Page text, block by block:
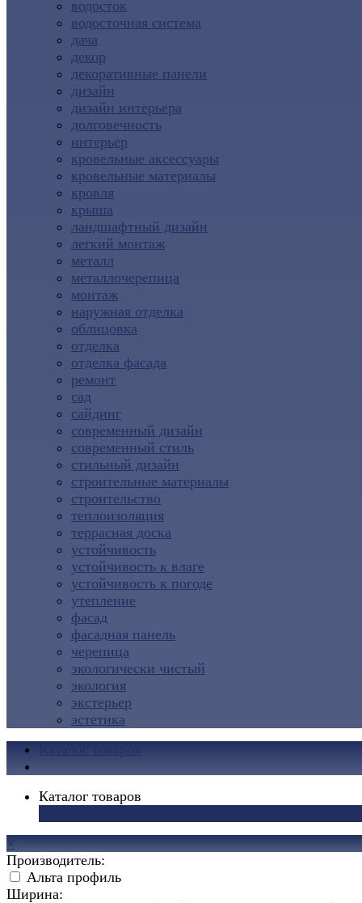
водосток
водосточная система
дача
декор
декоративные панели
дизайн
дизайн интерьера
долговечность
интерьер
кровельные аксессуары
кровельные материалы
кровля
крыша
ландшафтный дизайн
легкий монтаж
металл
металлочерепица
монтаж
наружная отделка
облицовка
отделка
отделка фасада
ремонт
сад
сайдинг
современный дизайн
современный стиль
стильный дизайн
строительные материалы
строительство
теплоизоляция
террасная доска
устойчивость
устойчивость к влаге
устойчивость к погоде
утепление
фасад
фасадная панель
черепица
экологически чистый
экология
экстерьер
эстетика
Каталог товаров
×
Производитель:
Альта профиль
Ширина: